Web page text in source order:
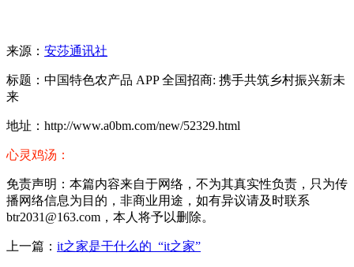
来源： 安莎通讯社
标题：中国特色农产品 APP 全国招商: 携手共筑乡村振兴新未
来
地址：http://www.a0bm.com/new/52329.html
心灵鸡汤：
免责声明：本篇内容来自于网络，不为其真实性负责，只为传
播网络信息为目的，非商业用途，如有异议请及时联系
btr2031@163.com，本人将予以删除。
上一篇： it之家是干什么的_“it之家”